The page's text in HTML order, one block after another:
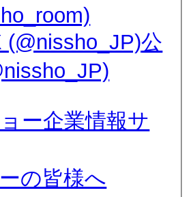
公
ー企業情報サ
の皆様へ